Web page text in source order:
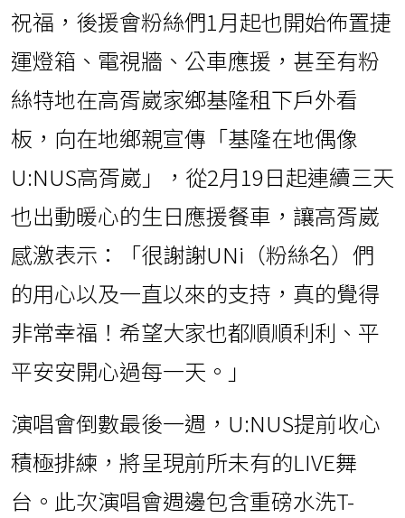
祝福，後援會粉絲們1月起也開始佈置捷
運燈箱、電視牆、公車應援，甚至有粉
絲特地在高胥崴家鄉基隆租下戶外看
板，向在地鄉親宣傳「基隆在地偶像
U:NUS高胥崴」，從2月19日起連續三天
也出動暖心的生日應援餐車，讓高胥崴
感激表示：「很謝謝UNi（粉絲名）們
的用心以及一直以來的支持，真的覺得
非常幸福！希望大家也都順順利利、平
平安安開心過每一天。」
演唱會倒數最後一週，U:NUS提前收心
積極排練，將呈現前所未有的LIVE舞
台。此次演唱會週邊包含重磅水洗T-